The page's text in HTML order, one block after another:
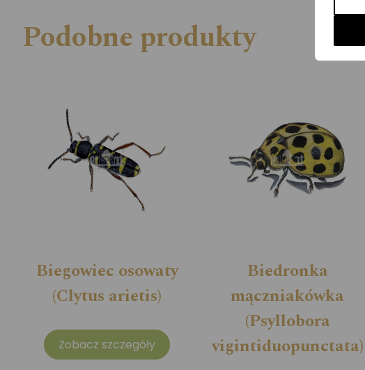
Podobne produkty
Biegowiec osowaty
(Clytus arietis)
Zobacz szczegóły
Biedronka
mączniakówka
(Psyllobora
vigintiduopunctata)